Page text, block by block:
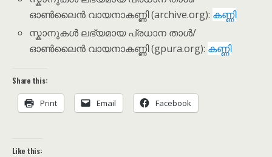
ഓൺലൈൻ വായനാകണ്ണി (archive.org): കണ്ണി
സ്കാനുകൾ ലഭ്യമായ പ്രധാന താൾ/
ഓൺലൈൻ വായനാകണ്ണി (gpura.org): കണ്ണി
Share this:
Print Email Facebook
Like this: